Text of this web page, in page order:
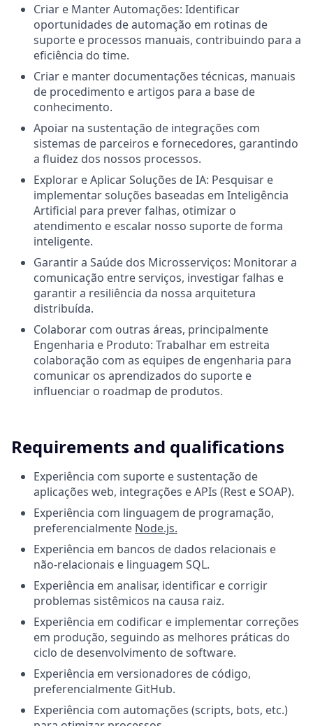
Criar e Manter Automações: Identificar
oportunidades de automação em rotinas de
suporte e processos manuais, contribuindo para a
eficiência do time.
Criar e manter documentações técnicas, manuais
de procedimento e artigos para a base de
conhecimento.
Apoiar na sustentação de integrações com
sistemas de parceiros e fornecedores, garantindo
a fluidez dos nossos processos.
Explorar e Aplicar Soluções de IA: Pesquisar e
implementar soluções baseadas em Inteligência
Artificial para prever falhas, otimizar o
atendimento e escalar nosso suporte de forma
inteligente.
Garantir a Saúde dos Microsserviços: Monitorar a
comunicação entre serviços, investigar falhas e
garantir a resiliência da nossa arquitetura
distribuída.
Colaborar com outras áreas, principalmente
Engenharia e Produto: Trabalhar em estreita
colaboração com as equipes de engenharia para
comunicar os aprendizados do suporte e
influenciar o roadmap de produtos.
Requirements and qualifications
Experiência com suporte e sustentação de
aplicações web, integrações e APIs (Rest e SOAP).
Experiência com linguagem de programação,
preferencialmente Node.js.
Experiência em bancos de dados relacionais e
não-relacionais e linguagem SQL.
Experiência em analisar, identificar e corrigir
problemas sistêmicos na causa raiz.
Experiência em codificar e implementar correções
em produção, seguindo as melhores práticas do
ciclo de desenvolvimento de software.
Experiência em versionadores de código,
preferencialmente GitHub.
Experiência com automações (scripts, bots, etc.)